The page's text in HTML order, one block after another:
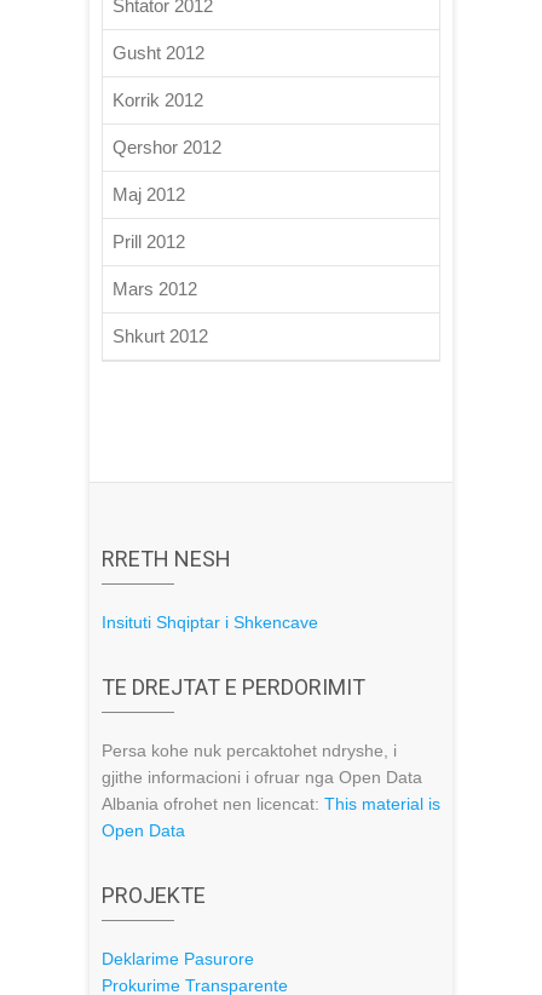
Shtator 2012
Gusht 2012
Korrik 2012
Qershor 2012
Maj 2012
Prill 2012
Mars 2012
Shkurt 2012
RRETH NESH
Insituti Shqiptar i Shkencave
TE DREJTAT E PERDORIMIT
Persa kohe nuk percaktohet ndryshe, i
gjithe informacioni i ofruar nga Open Data
Albania ofrohet nen licencat: This material is
Open Data
PROJEKTE
Deklarime Pasurore
Prokurime Transparente